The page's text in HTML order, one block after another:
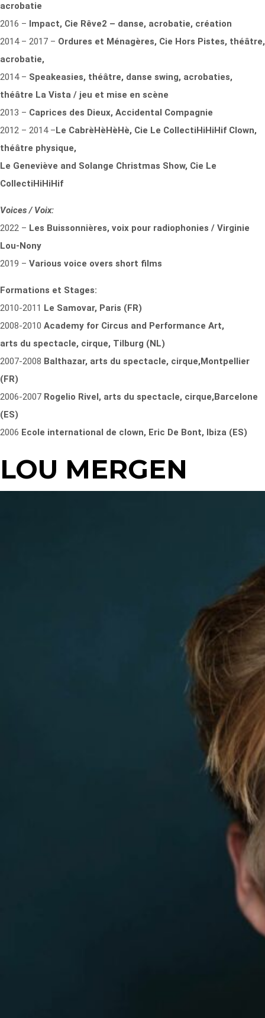
acrobatie
2016 – Impact, Cie Rêve2 – danse, acrobatie, création
2014 – 2017 – Ordures et Ménagères, Cie Hors Pistes, théâtre,
acrobatie,
2014 – Speakeasies, théâtre, danse swing, acrobaties,
théâtre La Vista / jeu et mise en scène
2013 – Caprices des Dieux, Accidental Compagnie
2012 – 2014 –Le CabrèHèHèHè, Cie Le CollectiHiHiHif Clown,
théâtre physique,
Le Geneviève and Solange Christmas Show, Cie Le
CollectiHiHiHif
Voices / Voix:
2022 – Les Buissonnières, voix pour radiophonies / Virginie
Lou-Nony
2019 – Various voice overs short films
Formations et Stages:
2010-2011 Le Samovar, Paris (FR)
2008-2010 Academy for Circus and Performance Art,
arts du spectacle, cirque, Tilburg (NL)
2007-2008 Balthazar, arts du spectacle, cirque,Montpellier
(FR)
2006-2007 Rogelio Rivel, arts du spectacle, cirque,Barcelone
(ES)
2006 Ecole international de clown, Eric De Bont, Ibiza (ES)
LOU MERGEN